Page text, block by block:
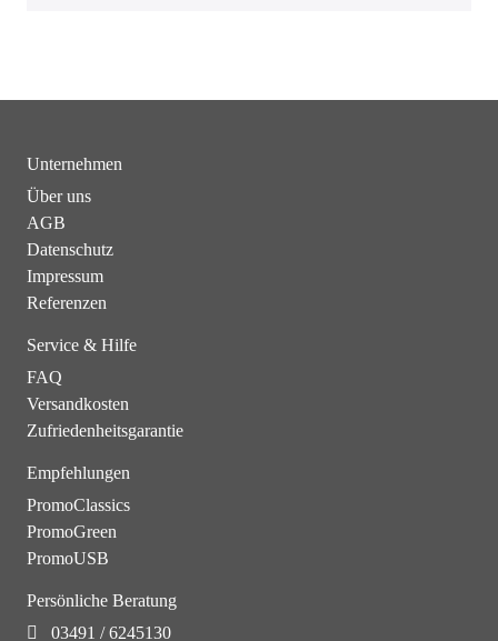
Unternehmen
Über uns
AGB
Datenschutz
Impressum
Referenzen
Service & Hilfe
FAQ
Versandkosten
Zufriedenheitsgarantie
Empfehlungen
PromoClassics
PromoGreen
PromoUSB
Persönliche Beratung
03491 / 6245130